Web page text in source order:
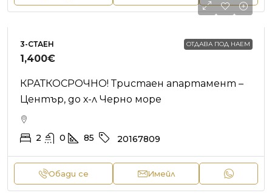
ОТДАВА ПОД НАЕМ
3-СТАЕН
1,400€
КРАТКОСРОЧНО! Тристаен апартамент –
Център, до х-л Черно море
2 0 85 20167809
Обади се Имейл